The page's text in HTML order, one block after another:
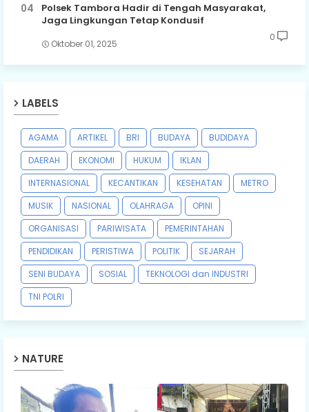
Polsek Tambora Hadir di Tengah Masyarakat,
Jaga Lingkungan Tetap Kondusif
Oktober 01, 2025
0
LABELS
AGAMA ARTIKEL BRI BUDAYA
BUDIDAYA
DAERAH
EKONOMI HUKUM
IKLAN
INTERNASIONAL
KECANTIKAN KESEHATAN
METRO
MUSIK
NASIONAL OLAHRAGA
OPINI
ORGANISASI
PARIWISATA
PEMERINTAHAN
PENDIDIKAN
PERISTIWA POLITIK
SEJARAH
SENI BUDAYA
SOSIAL
TEKNOLOGI dan INDUSTRI
TNI POLRI
NATURE